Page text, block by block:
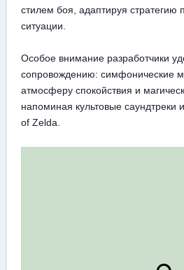
стилем боя, адаптируя стратегию
ситуации.
Особое внимание разработчики
сопровождению: симфонические
атмосферу спокойствия и
напоминая культовые саундтреки
of Zelda.